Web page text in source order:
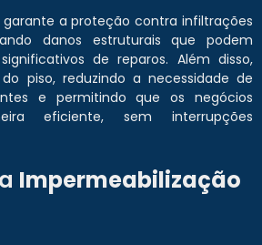
a proteção contra infiltrações
danos estruturais que podem
de reparos. Além disso,
piso, reduzindo a necessidade de
e permitindo que os negócios
eficiente, sem interrupções
Impermeabilização